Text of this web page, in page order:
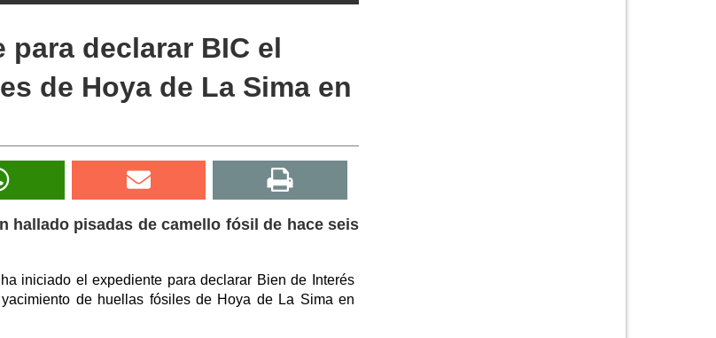
declarar BIC el
de Hoya de La Sima en
hallado pisadas de camello fósil de hace seis
iniciado el expediente para declarar Bien de Interés
de huellas fósiles de Hoya de La Sima en